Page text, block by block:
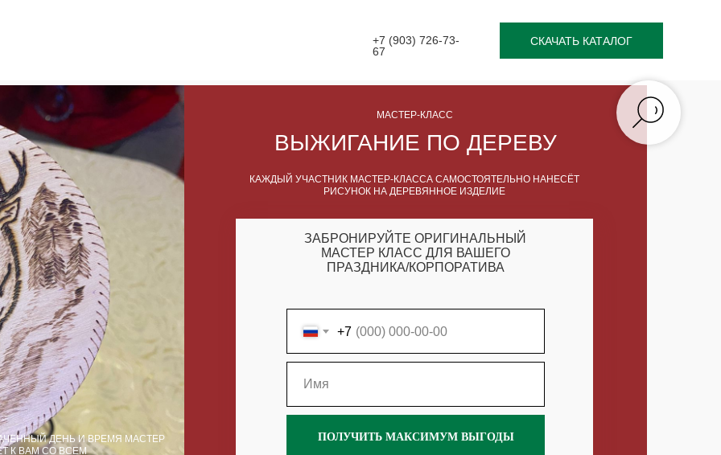
+7 (903) 726-73-
67
СКАЧАТЬ КАТАЛОГ
ЗАБРОНИРУЙТЕ ОРИГИНАЛЬНЫЙ
МАСТЕР КЛАСС ДЛЯ ВАШЕГО
ПРАЗДНИКА/КОРПОРАТИВА
+7
ПОЛУЧИТЬ МАКСИМУМ ВЫГОДЫ
ВЫЖИГАНИЕ ПО ДЕРЕВУ
МАСТЕР-КЛАСС
КАЖДЫЙ УЧАСТНИК МАСТЕР-КЛАССА САМОСТОЯТЕЛЬНО НАНЕСЁТ
РИСУНОК НА ДЕРЕВЯННОЕ ИЗДЕЛИЕ
ДЕНЬ И ВРЕМЯ МАСТЕР
К ВАМ СО ВСЕМ